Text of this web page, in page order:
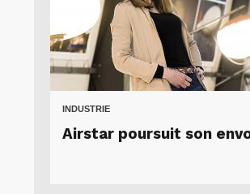
INDUSTRIE
Airstar poursuit son